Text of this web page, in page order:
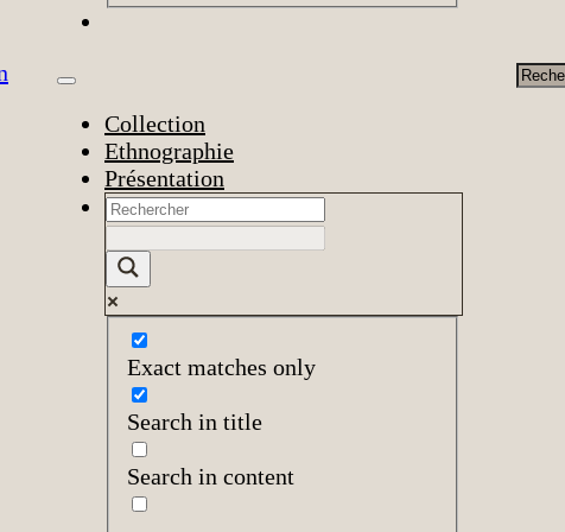
Collection
Ethnographie
Présentation
Exact matches only
Search in title
Search in content